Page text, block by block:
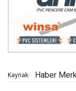
Kaynak: Haber